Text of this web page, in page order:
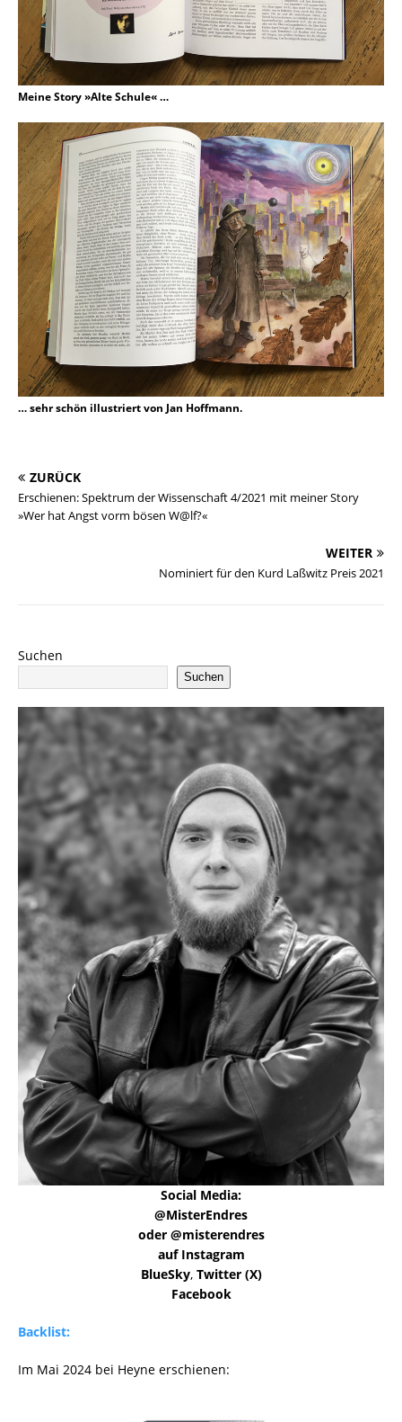
Meine Story »Alte Schule« …
… sehr schön illustriert von Jan Hoffmann.
ZURÜCK
Erschienen: Spektrum der Wissenschaft 4/2021 mit meiner Story
»Wer hat Angst vorm bösen W@lf?«
WEITER
Nominiert für den Kurd Laßwitz Preis 2021
Suchen
Suchen
Social Media:
@MisterEndres
oder @misterendres
auf Instagram
BlueSky, Twitter (X)
Facebook
Backlist:
Im Mai 2024 bei Heyne erschienen: